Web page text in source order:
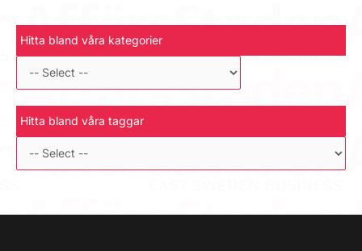
Hitta bland våra kategorier
Hitta bland våra taggar